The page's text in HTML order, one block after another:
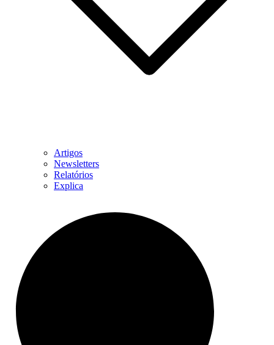
Artigos
Newsletters
Relatórios
Explica